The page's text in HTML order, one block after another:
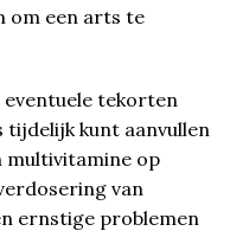
om een arts te
eventuele tekorten
tijdelijk kunt aanvullen
multivitamine op
van
ernstige problemen